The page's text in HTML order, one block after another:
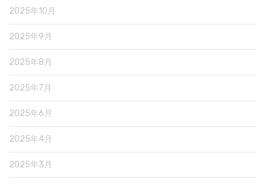
2025年10月
2025年9月
2025年8月
2025年7月
2025年6月
2025年4月
2025年3月